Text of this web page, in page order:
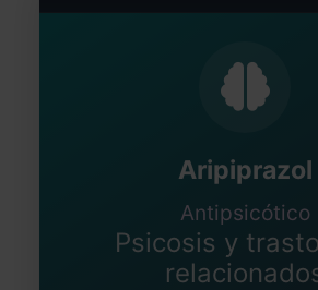
Aripiprazol
Antipsicótico
Psicosis y